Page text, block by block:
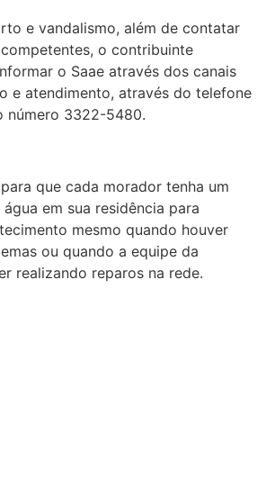
e vandalismo, além de contatar
o contribuinte
o Saae através dos canais
e atendimento, através do telefone
número 3322-5480.
que cada morador tenha um
em sua residência para
mesmo quando houver
ou quando a equipe da
realizando reparos na rede.